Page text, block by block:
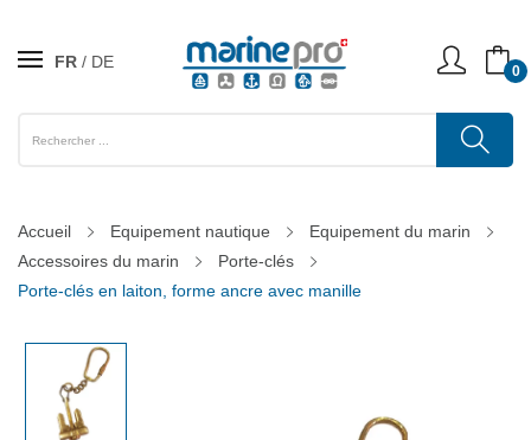
FR DE 0
Accueil Equipement nautique
Equipement du marin
Accessoires du marin
Porte-clés
Porte-clés en laiton, forme ancre avec manille